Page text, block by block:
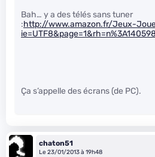
Bah… y a des télés sans tuner
:http://www.amazon.fr/Jeux-
Ça s’appelle des écrans (de PC).
chaton51
Le 23/01/2013 à 19h48